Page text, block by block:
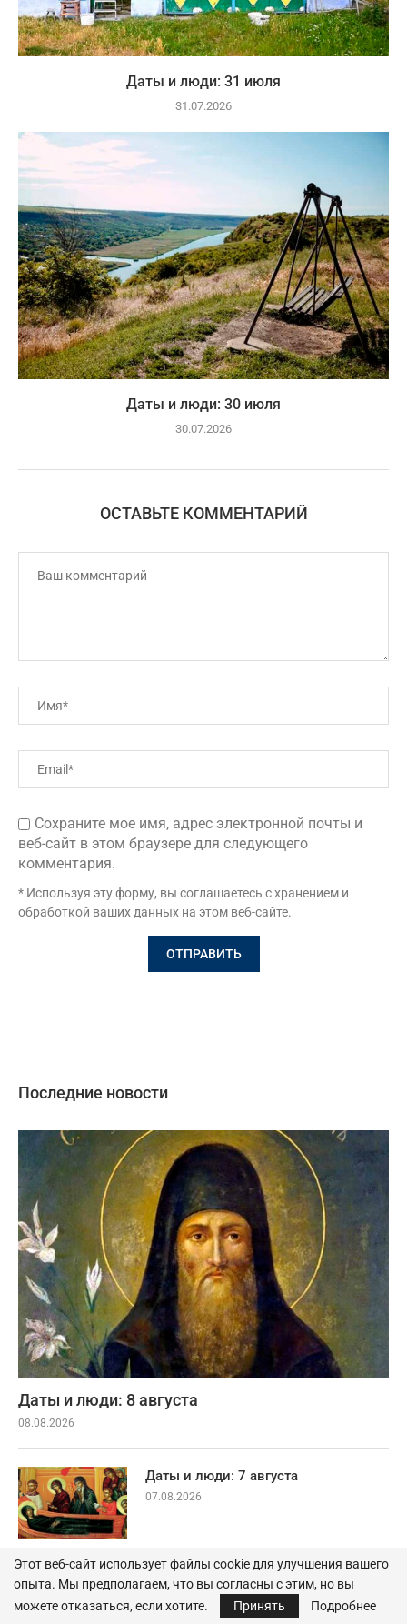
Даты и люди: 31 июля
31.07.2026
Даты и люди: 30 июля
30.07.2026
ОСТАВЬТЕ КОММЕНТАРИЙ
Сохраните мое имя, адрес электронной почты и
веб-сайт в этом браузере для следующего
комментария.
* Используя эту форму, вы соглашаетесь с хранением и
обработкой ваших данных на этом веб-сайте.
Последние новости
Даты и люди: 8 августа
08.08.2026
Даты и люди: 7 августа
07.08.2026
Даты и люди: 6 августа
06.08.2026
Этот веб-сайт использует файлы cookie для улучшения вашего
опыта. Мы предполагаем, что вы согласны с этим, но вы
можете отказаться, если хотите.
Принять Подробнее